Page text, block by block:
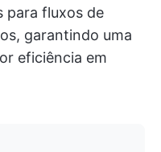
para fluxos de
garantindo uma
eficiência em